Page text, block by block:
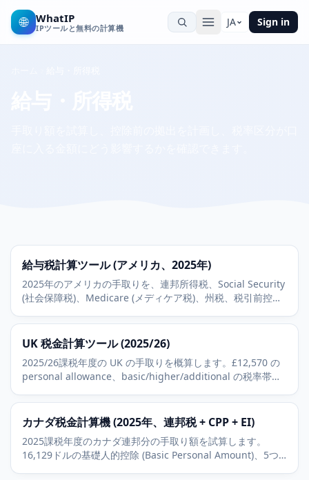
🌐 WhatIP
IPツールと無料の計算機 JA Sign in
給与税計算ツール (アメリカ、2025年)
2025年のアメリカの手取りを、連邦所得税、Social Security
(社会保障税)、Medicare (メディケア税)、州税、税引前控除
UK 税金計算ツール (2025/26)
2025/26課税年度の UK の手取りを概算します。£12,570 の
personal allowance、basic/higher/additional の税率帯、
す。
カナダ税金計算機 (2025年、連邦税 + CPP + EI)
2025課税年度のカナダ連邦分の手取り額を試算します。
16,129ドルの基礎人的控除 (Basic Personal Amount)、5つ